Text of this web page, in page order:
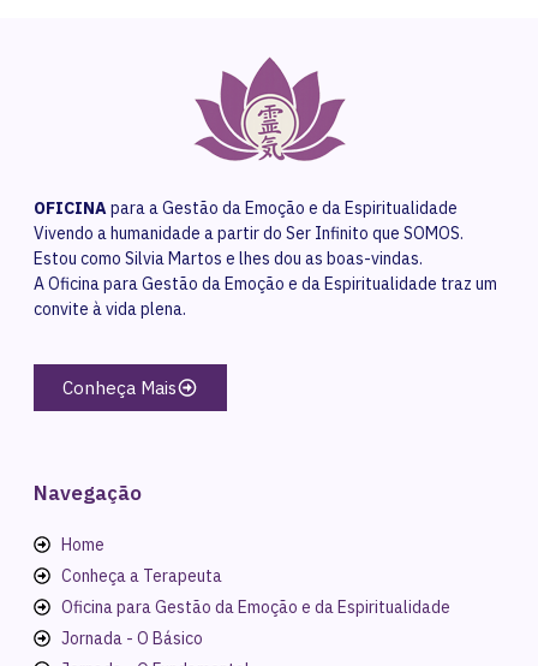
OFICINApara a Gestão da Emoção e da Espiritualidade
Vivendo a humanidade a partir do Ser Infinito que SOMOS.
Estou como Silvia Martos e lhes dou as boas-vindas.
A Oficina para Gestão da Emoção e da Espiritualidade traz um
convite à vida plena.
Conheça Mais
Navegação
Home
Conheça a Terapeuta
Oficina para Gestão da Emoção e da Espiritualidade
Jornada - O Básico